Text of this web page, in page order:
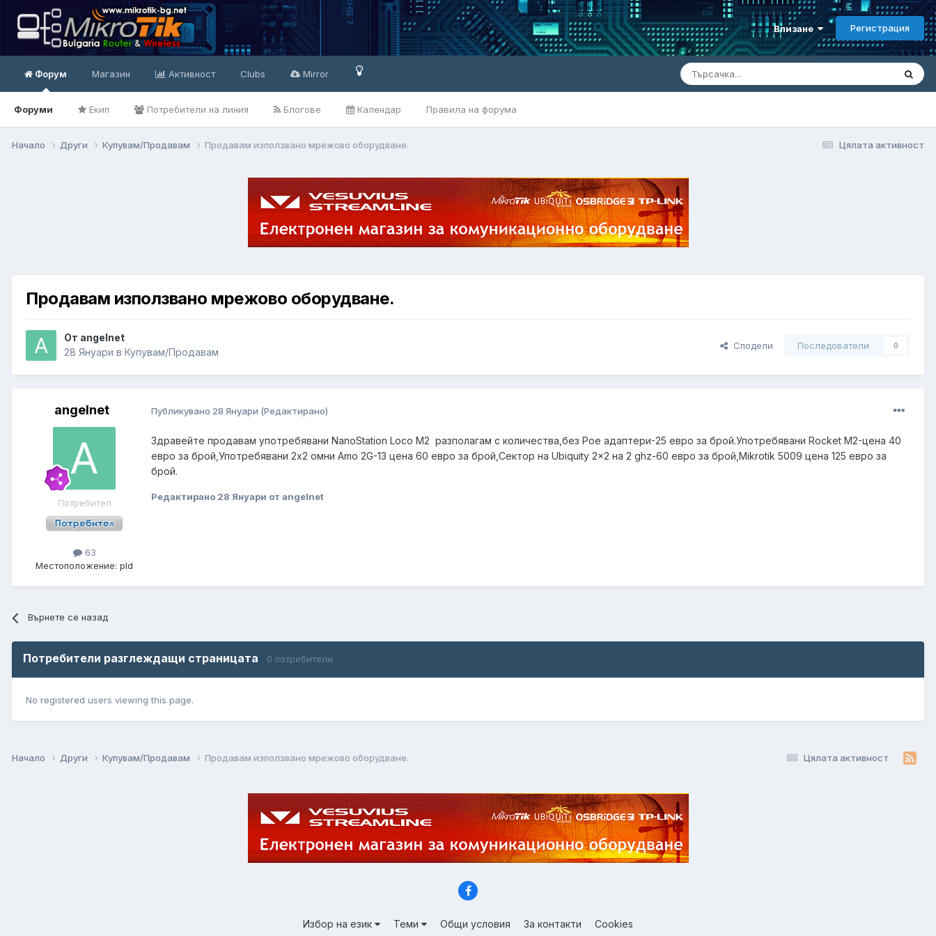
Влизане Регистрация
Форум
Форуми Екип Потребители на линия Блогове Календар Правила на форума
Магазин Активност Clubs Mirror
Цялата активност
Начало Други Купувам/Продавам Продавам използвано мрежово оборудване.
Продавам използвано мрежово оборудване.
От angelnet
28 Януари в Купувам/Продавам
Сподели Последователи 0
angelnet
Потребител
63
Местоположение: pld
Публикувано 28 Януари (Редактирано)
Здравейте продавам употребявани NanoStation Loco M2 разполагам с количества,без Poe адаптери-25 евро за брой.Употребявани Rocket M2-цена 40
евро за брой,Употребявани 2x2 омни Amo 2G-13 цена 60 евро за брой,Сектор на Ubiquity 2x2 на 2 ghz-60 евро за брой,Mikrotik 5009 цена 125 евро за
брой.
Редактирано 28 Януари от angelnet
Върнете се назад
Потребители разглеждащи страницата 0 потребители
No registered users viewing this page.
Цялата активност
Начало Други Купувам/Продавам Продавам използвано мрежово оборудване.
Избор на език Теми Общи условия За контакти Cookies